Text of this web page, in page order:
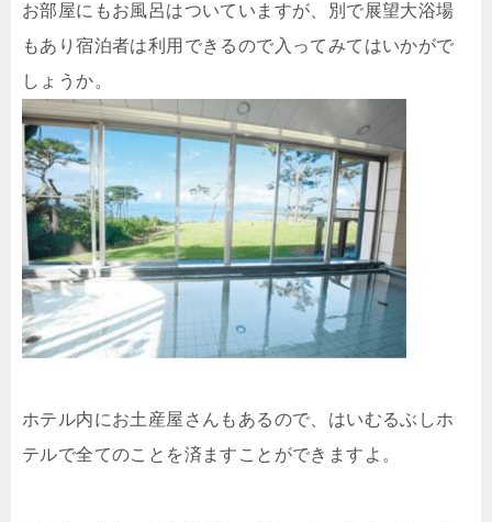
お部屋にもお風呂はついていますが、別で展望大浴場
もあり宿泊者は利用できるので入ってみてはいかがで
しょうか。
ホテル内にお土産屋さんもあるので、はいむるぶしホ
テルで全てのことを済ますことができますよ。